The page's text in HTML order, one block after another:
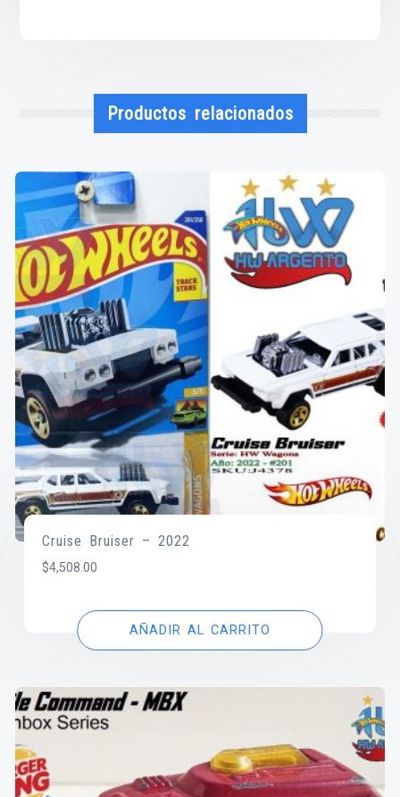
Productos relacionados
Cruise Bruiser – 2022
$4,508.00
AÑADIR AL CARRITO